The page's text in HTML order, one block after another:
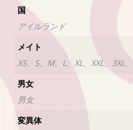
国
アイルランド
メイト
XS、S、M、L、XL、XXL、3XL
男女
男女
変異体